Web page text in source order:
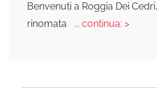
Benvenuti a Roggia Dei
rinomata
... continua: >